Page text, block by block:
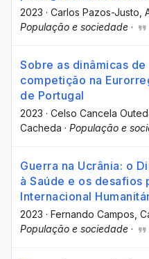
2023 · Carlos Pazos-Justo
População e sociedade ·
Sobre as dinâmicas
competição na
de Portugal
2023 · Celso Cancela
Cacheda · População e
Guerra na Ucrânia: o
à Saúde e os
Internacional
2023 · Fernando Campos ,
População e sociedade ·